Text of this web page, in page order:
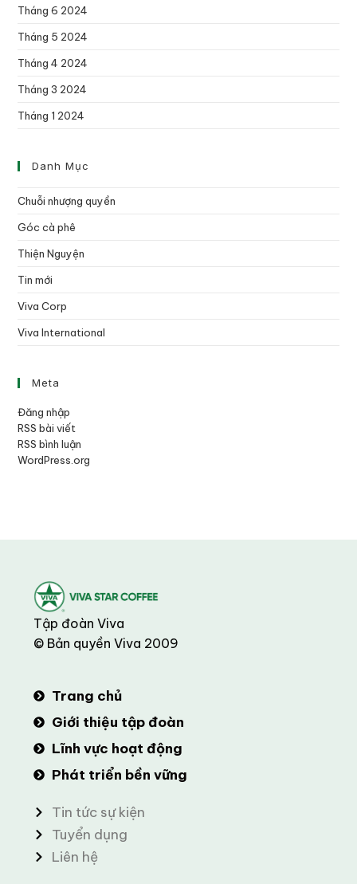
Tháng 6 2024
Tháng 5 2024
Tháng 4 2024
Tháng 3 2024
Tháng 1 2024
Danh Mục
Chuỗi nhượng quyền
Góc cà phê
Thiện Nguyện
Tin mới
Viva Corp
Viva International
Meta
Đăng nhập
RSS bài viết
RSS bình luận
WordPress.org
Tập đoàn Viva
© Bản quyền Viva 2009
Trang chủ
Giới thiệu tập đoàn
Lĩnh vực hoạt động
Phát triển bền vững
Tin tức sự kiện
Tuyển dụng
Liên hệ